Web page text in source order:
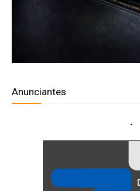
Anunciantes